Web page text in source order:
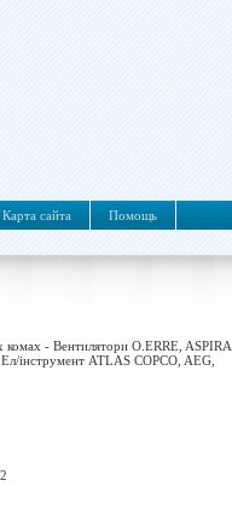
Карта сайта Помощь
комах - Вентилятори O.ERRE, ASPIRA
інструмент ATLAS COPCO, AEG,